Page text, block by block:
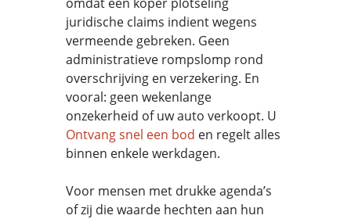
juridische claims indient wegens
vermeende gebreken. Geen
administratieve rompslomp rond
overschrijving en verzekering. En
vooral: geen wekenlange
onzekerheid of uw auto verkoopt. U
Ontvang snel een bod en regelt alles
binnen enkele werkdagen.
Voor mensen met drukke agenda’s
of zij die waarde hechten aan hun